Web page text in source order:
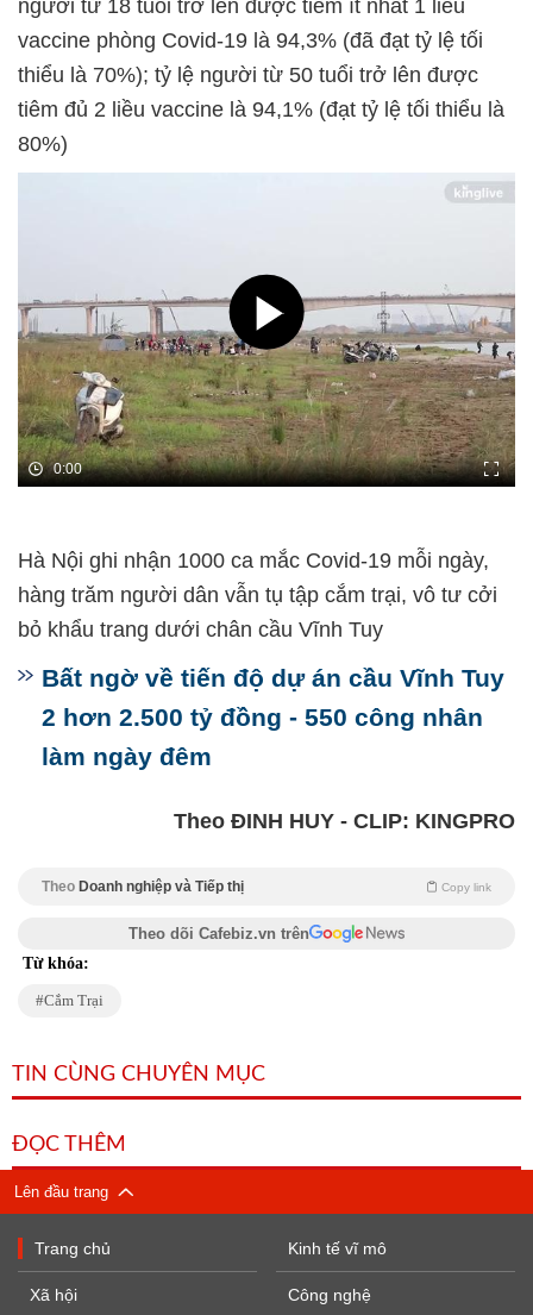
người từ 18 tuổi trở lên được tiêm ít nhất 1 liều
vaccine phòng Covid-19 là 94,3% (đã đạt tỷ lệ tối
thiểu là 70%); tỷ lệ người từ 50 tuổi trở lên được
tiêm đủ 2 liều vaccine là 94,1% (đạt tỷ lệ tối thiểu là
80%)
0:00
Hà Nội ghi nhận 1000 ca mắc Covid-19 mỗi ngày,
hàng trăm người dân vẫn tụ tập cắm trại, vô tư cởi
bỏ khẩu trang dưới chân cầu Vĩnh Tuy
Bất ngờ về tiến độ dự án cầu Vĩnh Tuy
2 hơn 2.500 tỷ đồng - 550 công nhân
làm ngày đêm
Theo ĐINH HUY - CLIP: KINGPRO
Theo Doanh nghiệp và Tiếp thị Copy link
Theo dõi Cafebiz.vn trên
Từ khóa:
Cắm Trại
TIN CÙNG CHUYÊN MỤC
ĐỌC THÊM
Lên đầu trang
Trang chủ
Xã hội
Kinh tế vĩ mô
Công nghệ